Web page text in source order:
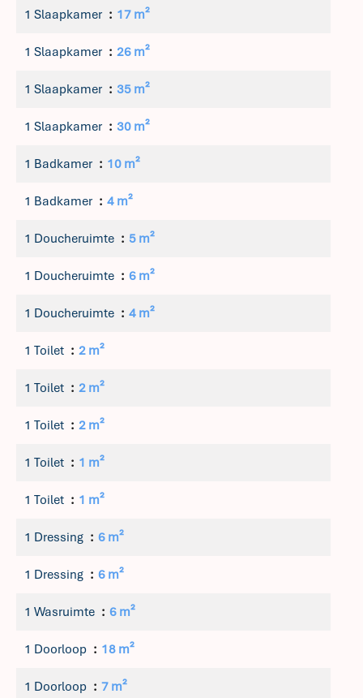
1 Slaapkamer 17 m²
1 Slaapkamer 26 m²
1 Slaapkamer 35 m²
1 Slaapkamer 30 m²
1 Badkamer 10 m²
1 Badkamer 4 m²
1 Doucheruimte 5 m²
1 Doucheruimte 6 m²
1 Doucheruimte 4 m²
1 Toilet 2 m²
1 Toilet 2 m²
1 Toilet 2 m²
1 Toilet 1 m²
1 Toilet 1 m²
1 Dressing 6 m²
1 Dressing 6 m²
1 Wasruimte 6 m²
1 Doorloop 18 m²
1 Doorloop 7 m²